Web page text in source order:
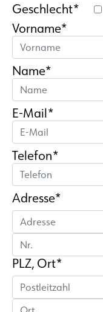
Geschlecht*
Vorname*
Name*
E-Mail*
Telefon*
Adresse*
PLZ, Ort*